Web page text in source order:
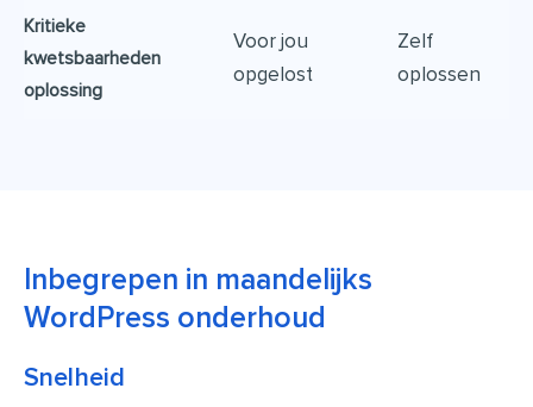
Kritieke
kwetsbaarheden
oplossing
Voor jou
opgelost
Zelf
oplossen
Inbegrepen in maandelijks
WordPress onderhoud
Snelheid